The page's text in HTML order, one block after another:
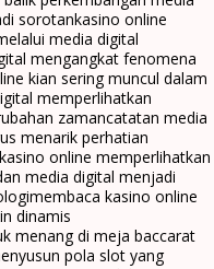
sorotankasino online
media digital
mengangkat fenomena
kian sering muncul dalam
memperlihatkan
zamancatatan media
menarik perhatian
online memperlihatkan
media digital menjadi
membaca kasino online
dinamis
menang di meja baccarat
pola slot yang